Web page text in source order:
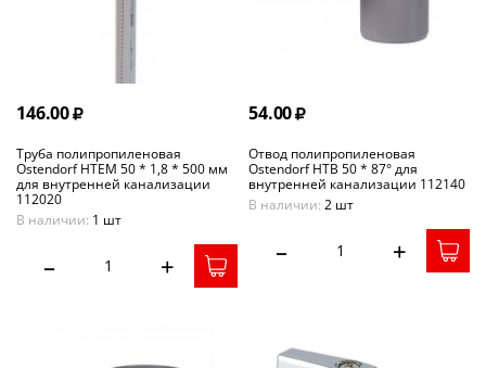
146.00
Труба полипропиленовая
Ostendorf HTEM 50 * 1,8 * 500 мм
для внутренней канализации
112020
В наличии: 1 шт
– +
54.00
Отвод полипропиленовая
Ostendorf HTB 50 * 87° для
внутренней канализации 112140
В наличии: 2 шт
– +